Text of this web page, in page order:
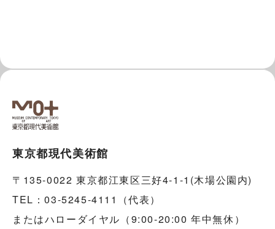
東京都現代美術館
〒135-0022 東京都江東区三好4-1-1(木場公園内)
TEL：03-5245-4111（代表）
またはハローダイヤル（9:00-20:00 年中無休）